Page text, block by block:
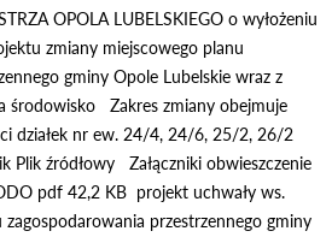
OPOLA LUBELSKIEGO o wyłożeniu
zmiany miejscowego planu
gminy Opole Lubelskie wraz z
środowisko Zakres zmiany obejmuje
działek nr ew. 24/4, 24/6, 25/2, 26/2
Plik źródłowy Załączniki obwieszczenie
pdf 42,2 KB projekt uchwały ws.
przestrzennego gminy